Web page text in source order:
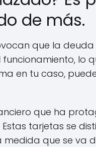
de más.
que la
lo
en tu caso,
que ha
Estas tarjetas se
que se va